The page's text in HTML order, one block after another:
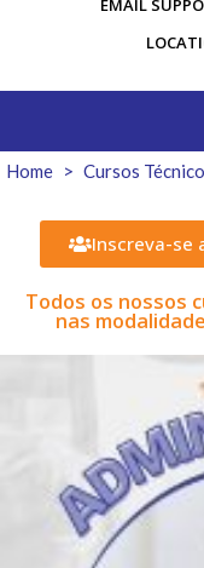
EMAIL
Home > Cursos
Inscreva-se
Todos os nossos
nas